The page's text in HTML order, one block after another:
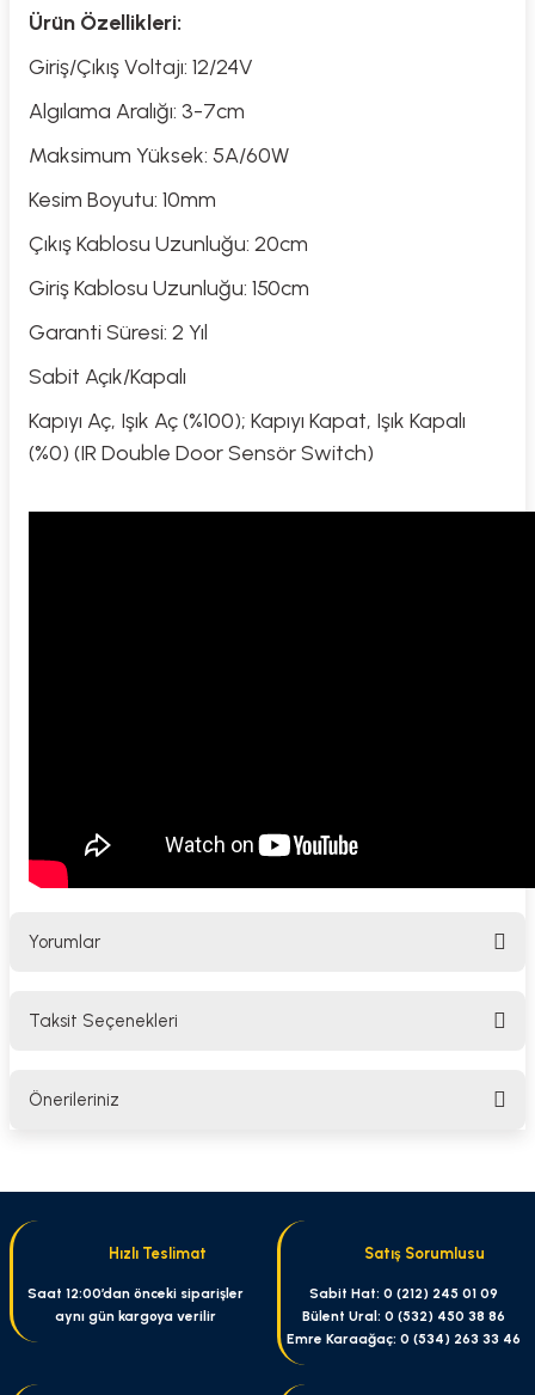
Ürün Özellikleri:
Giriş/Çıkış Voltajı: 12/24V
Algılama Aralığı: 3-7cm
Maksimum Yüksek: 5A/60W
Kesim Boyutu: 10mm
Çıkış Kablosu Uzunluğu: 20cm
Giriş Kablosu Uzunluğu: 150cm
Garanti Süresi: 2 Yıl
Sabit Açık/Kapalı
Kapıyı Aç, Işık Aç (%100); Kapıyı Kapat, Işık Kapalı
(%0) (IR Double Door Sensör Switch)
Yorumlar
Taksit Seçenekleri
Önerileriniz
Görüş ve önerileriniz için teşekkür ederiz.
Ürün resmi kalitesiz, bozuk veya görüntülenemiyor.
Ürün açıklamasında eksik bilgiler bulunuyor.
Ürün fiyatı diğer sitelerden daha pahalı.
Hızlı Teslimat
Saat 12:00’dan önceki siparişler
aynı gün kargoya verilir
Satış Sorumlusu
Sabit Hat: 0 (212) 245 01 09
Bülent Ural: 0 (532) 450 38 86
Emre Karaağaç: 0 (534) 263 33 46